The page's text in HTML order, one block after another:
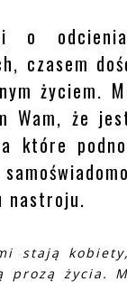
o
czasem
życiem.
Wam, że
które
nastroju.
stają
prozą życia.